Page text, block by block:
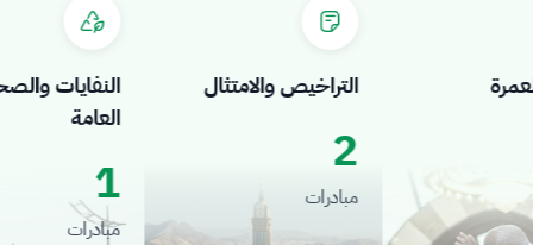
النفايات والصحة
العامة
1
مبادرات
التراخيص والامتثال
2
مبادرات